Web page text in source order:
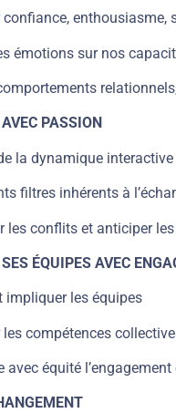
confiance, enthousiasme,
émotions sur nos
PASSION
la dynamique
filtres inhérents à
les conflits et anticiper
ÉQUIPES AVEC
impliquer les équipes
les compétences
avec équité